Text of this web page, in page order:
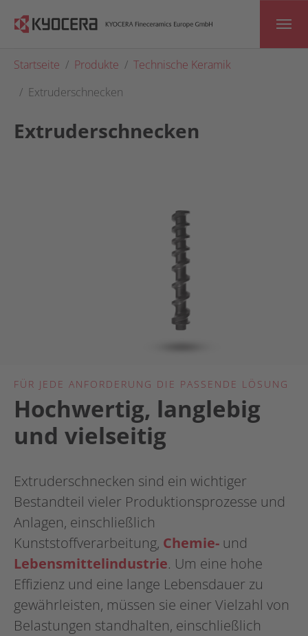
Skip to main content
You are here:
Startseite Produkte
Technische Keramik
Extruderschnecken
Extruderschnecken
FÜR JEDE ANFORDERUNG DIE PASSENDE LÖSUNG
Hochwertig, langlebig
und vielseitig
Extruderschnecken sind ein wichtiger
Bestandteil vieler Produktionsprozesse und
Anlagen, einschließlich
Kunststoffverarbeitung, Chemie- und
Lebensmittelindustrie. Um eine hohe
Effizienz und eine lange Lebensdauer zu
gewährleisten, müssen sie einer Vielzahl von
Belastungen standhalten, einschließlich